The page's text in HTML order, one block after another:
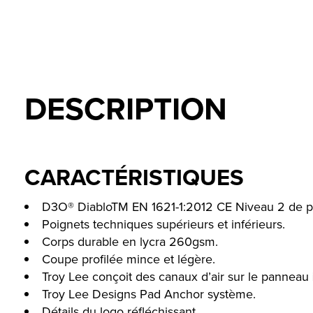
DESCRIPTION
CARACTÉRISTIQUES
D3O® DiabloTM EN 1621-1:2012 CE Niveau 2 de
Poignets techniques supérieurs et inférieurs.
Corps durable en lycra 260gsm.
Coupe profilée mince et légère.
Troy Lee conçoit des canaux d’air sur le panneau
Troy Lee Designs Pad Anchor système.